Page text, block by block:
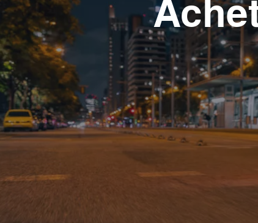
Professionnel
1 véhicule 10